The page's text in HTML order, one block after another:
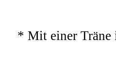
* Mit einer